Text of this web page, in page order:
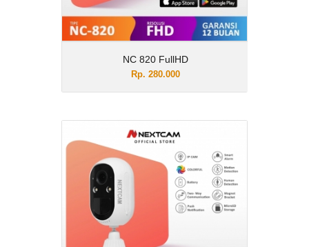
NC 820 FullHD
Rp. 280.000
BATERRY NCHB 300AC
4MP
Rp. 656.000